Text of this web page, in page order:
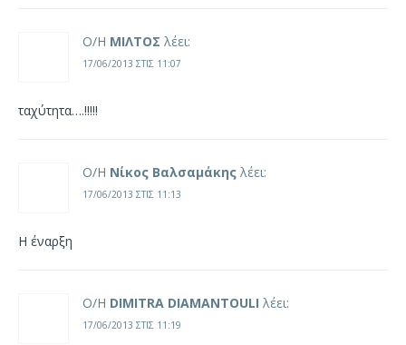
Ο/Η ΜΙΛΤΟΣ λέει:
17/06/2013 ΣΤΙΣ 11:07
ταχύτητα….!!!!!
Ο/Η Νίκος Βαλσαμάκης λέει:
17/06/2013 ΣΤΙΣ 11:13
Η έναρξη
Ο/Η DIMITRA DIAMANTOULI λέει:
17/06/2013 ΣΤΙΣ 11:19